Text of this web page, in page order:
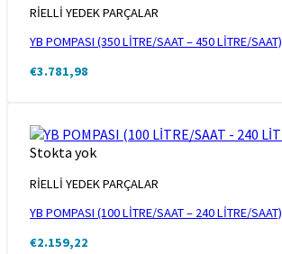
RİELLİ YEDEK PARÇALAR
YB POMPASI (350 LİTRE/SAAT – 450 LİTRE/SAAT)
€3.781,98
Stokta yok
RİELLİ YEDEK PARÇALAR
YB POMPASI (100 LİTRE/SAAT – 240 LİTRE/SAAT)
€2.159,22